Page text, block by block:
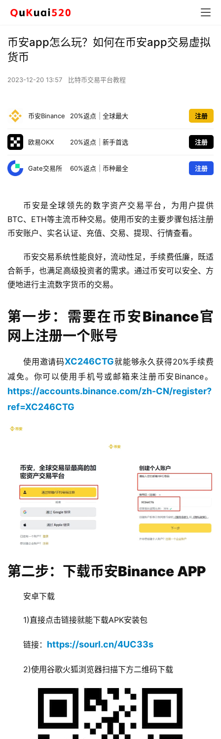
币安app怎么玩？如何在币安app交易虚拟
货币
2023-12-20 13:57 比特币交易平台教程
币安Binance 20%返点 全球最大 注册
欧易OKX 20%返点 新手首选 注册
Gate交易所 60%返点 币种最全 注册
币安是全球领先的数字资产交易平台，为用户提供
BTC、ETH等主流币种交易。使用币安的主要步骤包括注册
币安账户、实名认证、充值、交易、提现、行情查看。
币安交易系统性能良好，流动性足，手续费低廉，既适
合新手，也满足高级投资者的需求。通过币安可以安全、方
便地进行主流数字货币的交易。
第一步：需要在币安Binance官
网上注册一个账号
使用邀请码XC246CTG就能够永久获得20%手续费
减免。你可以使用手机号或邮箱来注册币安Binance。​
https://accounts.binance.com/zh-CN/register?
ref=XC246CTG
第二步：下载币安Binance APP
安卓下载
1)直接点击链接就能下载APK安装包
链接： https://sourl.cn/4UC33s
2)使用谷歌火狐浏览器扫描下方二维码下载